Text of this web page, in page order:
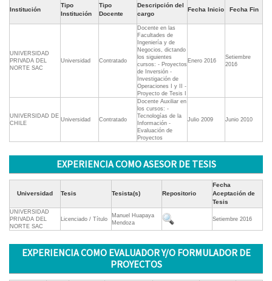
Institución
Tipo
Institución
Tipo
Docente
Descripción del
cargo
Fecha Inicio Fecha Fin
UNIVERSIDAD
PRIVADA DEL
NORTE SAC
Universidad Contratado
Docente en las
Facultades de
Ingeniería y de
Negocios, dictando
los siguientes
cursos: - Proyectos
de Inversión -
Investigación de
Operaciones I y II -
Proyecto de Tesis I
Enero 2016
Setiembre
2016
UNIVERSIDAD DE
CHILE
Universidad Contratado
Docente Auxiliar en
los cursos: -
Tecnologías de la
Información -
Evaluación de
Proyectos
Julio 2009 Junio 2010
EXPERIENCIA COMO ASESOR DE TESIS
Universidad Tesis Tesista(s) Repositorio
Fecha
Aceptación de
Tesis
UNIVERSIDAD
PRIVADA DEL
NORTE SAC
Licenciado / Título
Manuel Huapaya
Mendoza
Setiembre 2016
EXPERIENCIA COMO EVALUADOR Y/O FORMULADOR DE
PROYECTOS